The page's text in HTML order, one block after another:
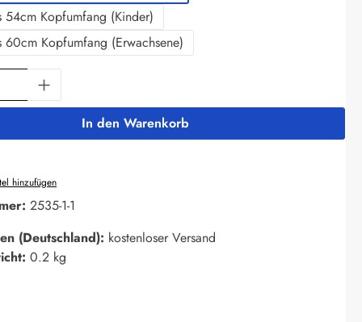
Kopfumfang (Kinder)
Kopfumfang (Erwachsene)
Gib den gewünschten Wert ein
In den Warenkorb
hinzufügen
2535-1-1
(Deutschland): kostenloser Versand
0.2 kg